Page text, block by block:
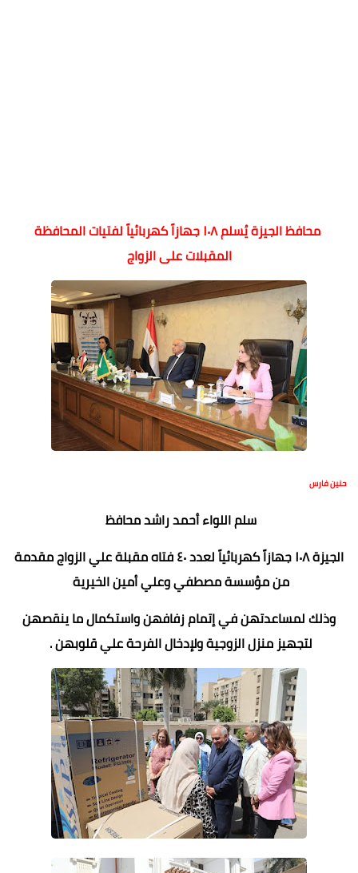
محافظ الجيزة يُسلم ١٠٨ جهازاً كهربائياً لفتيات المحافظة
المقبلات على الزواج
حنين فارس
سلم اللواء أحمد راشد محافظ
الجيزة ١٠٨ جهازاً كهربائياً لعدد ٤٠ فتاه مقبلة علي الزواج مقدمة
من مؤسسة مصطفي وعلي أمين الخيرية
وذلك لمساعدتهن في إتمام زفافهن واستكمال ما ينقصهن
لتجهيز منزل الزوجية ولإدخال الفرحة علي قلوبهن .